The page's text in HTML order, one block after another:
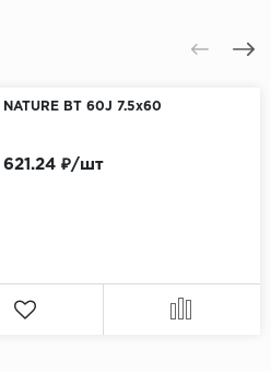
NATURE BT 60J 7.5x60
621.24 ₽/шт